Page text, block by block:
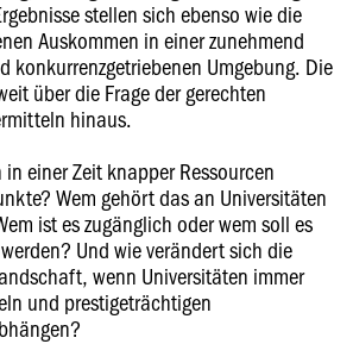
stellen sich ebenso wie die
Auskommen in einer zunehmend
konkurrenzgetriebenen Umgebung. Die
über die Frage der gerechten
hinaus.
einer Zeit knapper Ressourcen
Wem gehört das an Universitäten
ist es zugänglich oder wem soll es
Und wie verändert sich die
wenn Universitäten immer
und prestigeträchtigen